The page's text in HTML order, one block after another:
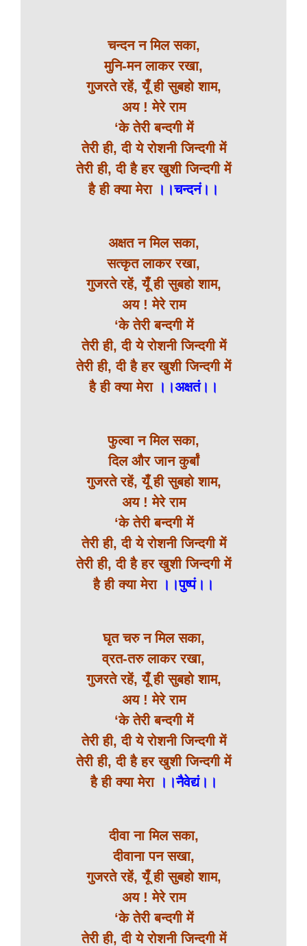
चन्दन न मिल सका,
मुनि-मन लाकर रखा,
गुजरते रहें, यूँ ही सुबहो शाम,
अय ! मेरे राम
‘के तेरी बन्दगी में
तेरी ही, दी ये रोशनी जिन्दगी में
तेरी ही, दी है हर खुशी जिन्दगी में
है ही क्या मेरा ।।चन्दनं।।
अक्षत न मिल सका,
सत्कृत लाकर रखा,
गुजरते रहें, यूँ ही सुबहो शाम,
अय ! मेरे राम
‘के तेरी बन्दगी में
तेरी ही, दी ये रोशनी जिन्दगी में
तेरी ही, दी है हर खुशी जिन्दगी में
है ही क्या मेरा ।।अक्षतं।।
फुल्वा न मिल सका,
दिल और जान कुर्बां
गुजरते रहें, यूँ ही सुबहो शाम,
अय ! मेरे राम
‘के तेरी बन्दगी में
तेरी ही, दी ये रोशनी जिन्दगी में
तेरी ही, दी है हर खुशी जिन्दगी में
है ही क्या मेरा ।।पुष्पं।।
घृत चरु न मिल सका,
व्रत-तरु लाकर रखा,
गुजरते रहें, यूँ ही सुबहो शाम,
अय ! मेरे राम
‘के तेरी बन्दगी में
तेरी ही, दी ये रोशनी जिन्दगी में
तेरी ही, दी है हर खुशी जिन्दगी में
है ही क्या मेरा ।।नैवेद्यं।।
दीवा ना मिल सका,
दीवाना पन सखा,
गुजरते रहें, यूँ ही सुबहो शाम,
अय ! मेरे राम
‘के तेरी बन्दगी में
तेरी ही, दी ये रोशनी जिन्दगी में